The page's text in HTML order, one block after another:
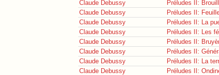
Claude Debussy
Préludes II:
Claude Debussy
Préludes II:
Claude Debussy
Préludes II: La
Claude Debussy
Préludes II: Les
Claude Debussy
Préludes II:
Claude Debussy
Préludes II:
Claude Debussy
Préludes II: La
Claude Debussy
Préludes II: